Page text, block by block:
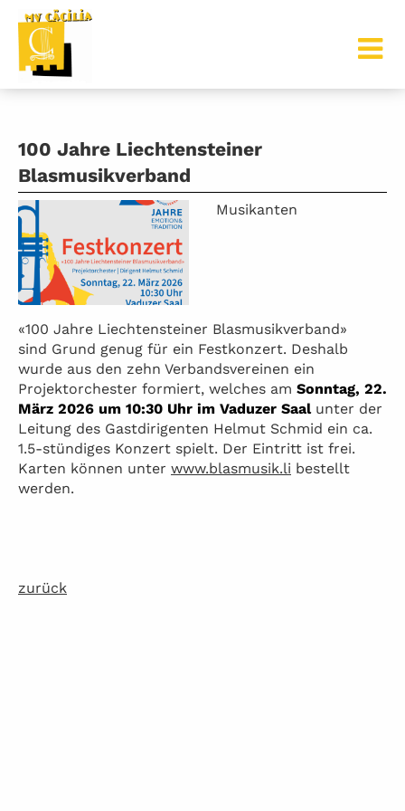
100 Jahre Liechtensteiner
Blasmusikverband
Musikanten
«100 Jahre Liechtensteiner Blasmusikverband»
sind Grund genug für ein Festkonzert. Deshalb
wurde aus den zehn Verbandsvereinen ein
Projektorchester formiert, welches am Sonntag, 22.
März 2026 um 10:30 Uhr im Vaduzer Saalunter der
Leitung des Gastdirigenten Helmut Schmid ein ca.
1.5-stündiges Konzert spielt. Der Eintritt ist frei.
Karten können unter www.blasmusik.li bestellt
werden.
zurück